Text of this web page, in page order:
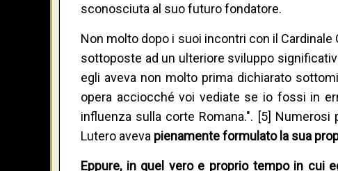
sconosciuta al suo futuro fondatore.
Non molto dopo i suoi incontri con il
sottoposte ad un ulteriore sviluppo
egli aveva non molto prima dichiarato
opera acciocché voi vediate se io fossi in
influenza sulla corte Romana.". [5]
Lutero aveva pienamente formulato la sua
Eppure, in quel vero e proprio tempo in cui